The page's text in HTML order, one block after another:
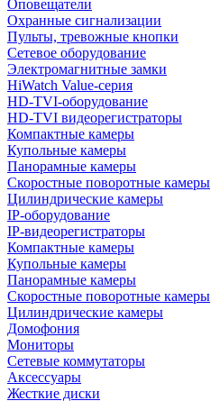
Оповещатели
Охранные сигнализации
Пульты, тревожные кнопки
Сетевое оборудование
Электромагнитные замки
HiWatch Value-серия
HD-TVI-оборудование
HD-TVI видеорегистраторы
Компактные камеры
Купольные камеры
Панорамные камеры
Скоростные поворотные камеры
Цилиндрические камеры
IP-оборудование
IP-видеорегистраторы
Компактные камеры
Купольные камеры
Панорамные камеры
Скоростные поворотные камеры
Цилиндрические камеры
Домофония
Мониторы
Сетевые коммутаторы
Аксессуары
Жесткие диски